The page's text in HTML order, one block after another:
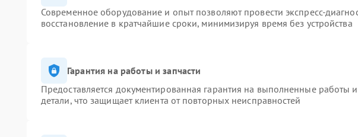
Современное оборудование и опыт позволяют провести экспресс-
восстановление в кратчайшие сроки, минимизируя время без устройства
Гарантия на работы и запчасти
Предоставляется документированная гарантия на выполненные работы
детали, что защищает клиента от повторных неисправностей